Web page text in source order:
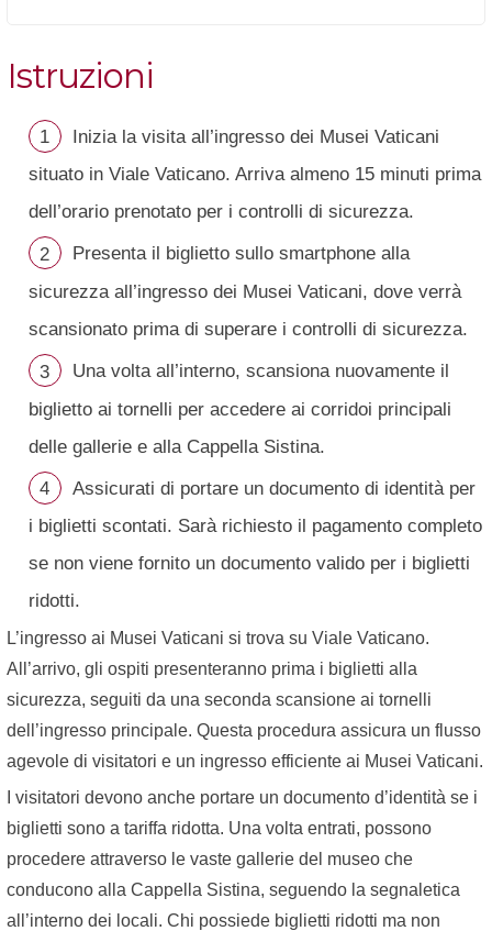
Istruzioni
Inizia la visita all’ingresso dei Musei Vaticani
situato in Viale Vaticano. Arriva almeno 15 minuti prima
dell’orario prenotato per i controlli di sicurezza.
Presenta il biglietto sullo smartphone alla
sicurezza all’ingresso dei Musei Vaticani, dove verrà
scansionato prima di superare i controlli di sicurezza.
Una volta all’interno, scansiona nuovamente il
biglietto ai tornelli per accedere ai corridoi principali
delle gallerie e alla Cappella Sistina.
Assicurati di portare un documento di identità per
i biglietti scontati. Sarà richiesto il pagamento completo
se non viene fornito un documento valido per i biglietti
ridotti.
L’ingresso ai Musei Vaticani si trova su Viale Vaticano.
All’arrivo, gli ospiti presenteranno prima i biglietti alla
sicurezza, seguiti da una seconda scansione ai tornelli
dell’ingresso principale. Questa procedura assicura un flusso
agevole di visitatori e un ingresso efficiente ai Musei Vaticani.
I visitatori devono anche portare un documento d’identità se i
biglietti sono a tariffa ridotta. Una volta entrati, possono
procedere attraverso le vaste gallerie del museo che
conducono alla Cappella Sistina, seguendo la segnaletica
all’interno dei locali. Chi possiede biglietti ridotti ma non